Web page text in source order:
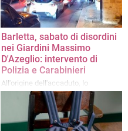
Barletta, sabato di disordini
nei Giardini Massimo
D'Azeglio: intervento di
Polizia e Carabinieri
All'origine dell'accaduto, lo
scompiglio creato da un individuo in
un vicolo adiacente